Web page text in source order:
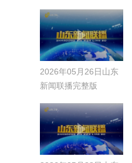
2026年05月26日山东
新闻联播完整版